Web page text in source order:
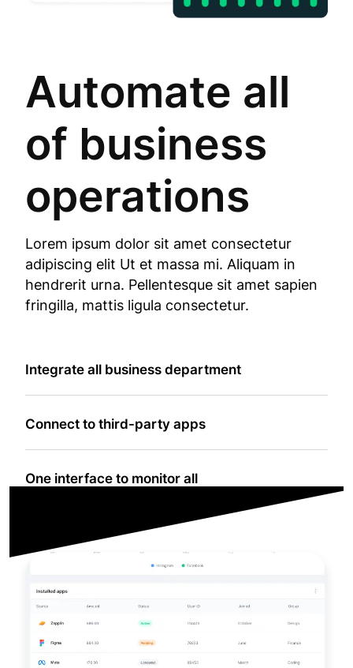
Automate all
of business
operations
Lorem ipsum dolor sit amet consectetur
adipiscing elit Ut et massa mi. Aliquam in
hendrerit urna. Pellentesque sit amet sapien
fringilla, mattis ligula consectetur.
Integrate all business department
Connect to third-party apps
One interface to monitor all